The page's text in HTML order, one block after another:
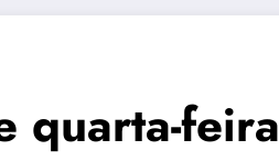
quarta-feira